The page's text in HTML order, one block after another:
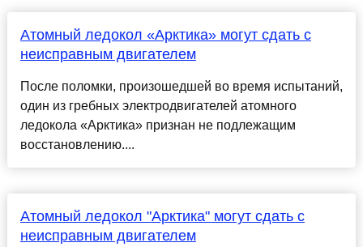
Атомный ледокол «Арктика» могут сдать с
неисправным двигателем
После поломки, произошедшей во время испытаний,
один из гребных электродвигателей атомного
ледокола «Арктика» признан не подлежащим
восстановлению....
Атомный ледокол "Арктика" могут сдать с
неисправным двигателем